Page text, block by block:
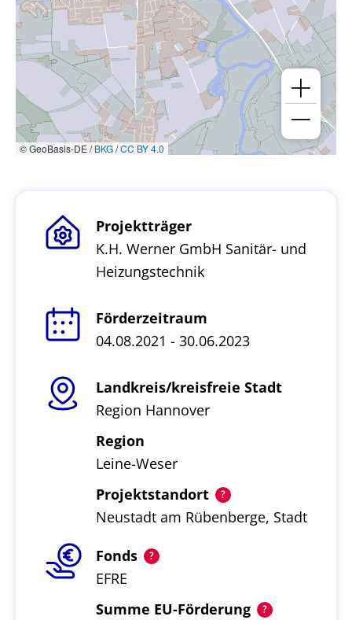
© GeoBasis-DE /BKG/CC BY 4.0
Projektträger
K.H. Werner GmbH Sanitär- und
Heizungstechnik
Förderzeitraum
04.08.2021 - 30.06.2023
Landkreis/kreisfreie Stadt
Region Hannover
Region
Leine-Weser
Projektstandort
Neustadt am Rübenberge, Stadt
Fonds
EFRE
Summe EU-Förderung